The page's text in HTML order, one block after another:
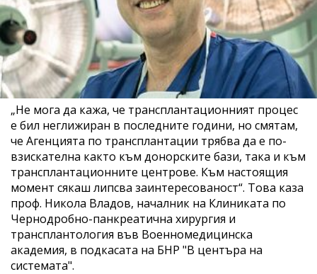
„Не мога да кажа, че трансплантационният процес
е бил неглижиран в последните години, но смятам,
че Агенцията по трансплантации трябва да е по-
взискателна както към донорските бази, така и към
трансплантационните центрове. Към настоящия
момент сякаш липсва заинтересованост“. Това каза
проф. Никола Владов, началник на Клиниката по
Чернодробно-панкреатична хирургия и
трансплантология във Военномедицинска
академия, в подкасата на БНР "В центъра на
системата".